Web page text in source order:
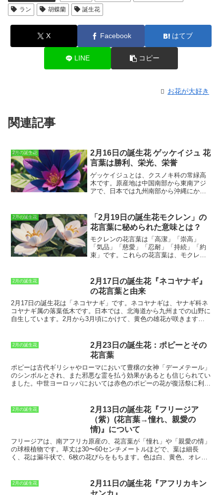
ラン
胡蝶蘭 誕生花
X Facebook はてブ
LINE コピー
お花が大好き
関連記事
2月の誕生花
2月16日の誕生花 ゲッケイジュ 花
言葉は勝利、栄光、栄誉
ゲッケイジュ とは、クスノキ科の常緑高
木です。原産地は中国南部から東南アジ
アで、日本では九州南部から沖縄にかけ
形をしています。花期は4～5月で、淡黄
色の小さな花を咲かせます。果実は黒褐
色の核果で、秋に熟します。ゲッケイジ
ュは、古くから中国や日本では薬用とし
て用いられてきました。葉や樹皮には、
ゲッケイジンというアルカロイドが含ま
ジュの精油は、抗菌、抗ウイルス作用が
あり、アロマテラピーにも用いられてい
ます。ゲッケイジュの花言葉は、「
利」「 栄光」「栄誉」です。これは、ゲ
ッケイジュが古くから薬用として用いら
れてきたことや、その美しい花姿に由来
す。
2月の誕生花
「2月19日の誕生花モクレン」の
花言葉に秘められた意味とは？
モクレンの花言葉は「高潔」「崇高」
「気品」「慈愛」「忍耐」「持続」「約
束」です。これらの花言葉は、モクレン
り、日本では江戸時代に渡来しました。
日本でも、モクレンは「木蘭」と呼ば
れ、親しまれています。モクレンは、3月
から4月にかけて花を咲かせます。花の形
は、一重咲きと八重咲きがあり、色は
白、ピンク、紫、赤などがあります。モ
気があります。モクレンの花言葉は、贈
り物に添えたり、花束にしたりするのに
最適です。
2月の誕生花
2月17日の誕生花『ネコヤナギ』
の花言葉と由来
2月17日の誕生花は「ネコヤナギ」です。ネコヤナギは、ヤナギ科ネ
コヤナギ属の落葉低木です。日本では、北海道から九州までの山野に
自生しています。2月から3月頃にかけて、黄色の雄花が咲きます。
います。また、
ネコヤナギは春を告げる花としても知られており、早
春に咲く花として親しまれています。ネコヤナギは、公園や庭木とし
て植えられることも多いです。
2月の誕生花
2月23日の誕生花：ポピーとその
花言葉
ポピーは古代ギリシャやローマにおいて豊穣の女神「デーメテール」
のシンボルとされ、また邪悪な霊を払う効果があるとも信じられてい
ました。中世ヨーロッパにおいては赤色のポピーの花が復活祭に利用
用されてきましたが、麻薬としても乱用されるようになりました。ア
ヘンの薬効成分「モルヒネ」は、一部の国では医療用として利用され
17世紀になるとポピーは観賞用植物としてヨーロッパに
紹介され、その美しい花姿から人気を集めました。ポピーには様々な
種類がありますが、その多くは1年草または2年草の草本植物です。
ポピーの花は一般的に4～6月頃に見ることができます。
2月の誕生花
2月13日の誕生花『フリージア
（紫）(花言葉→憧れ、親愛の
情)』について
フリージアは、南アフリカ原産の、花言葉が「憧れ」や「親愛の情」
の球根植物です。草丈は30〜60センチメートルほどで、葉は細長
く、花は漏斗状で、6枚の花びらをもちます。色は白、黄色、オレン
付けると、翌年の春に開花します。日当たりの良い場所を好みます
が、半日陰でも育ちます。水は、土が乾いたらたっぷり与えましょ
2月の誕生花
2月11日の誕生花『アフリカキン
センカ』